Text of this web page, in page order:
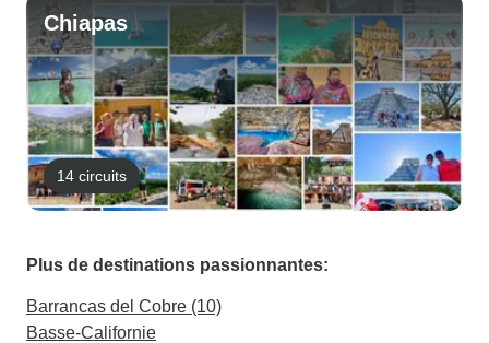
Chiapas
14 circuits
Plus de destinations passionnantes:
Barrancas del Cobre (10)
Basse-Californie